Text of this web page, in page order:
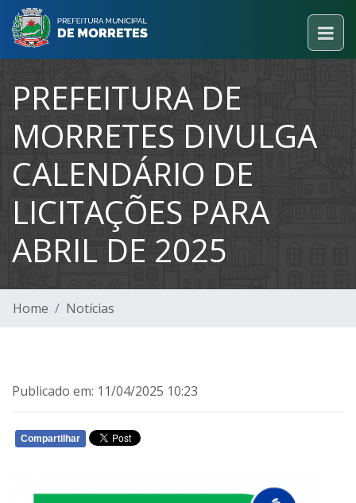
PREFEITURA DE
MORRETES DIVULGA
CALENDÁRIO DE
LICITAÇÕES PARA
ABRIL DE 2025
Home Notícias
Publicado em: 11/04/2025 10:23
Compartilhar